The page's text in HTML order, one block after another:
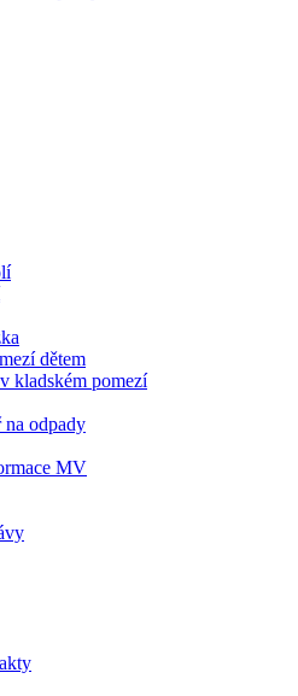
dětem
kladském pomezí
na odpady
MV